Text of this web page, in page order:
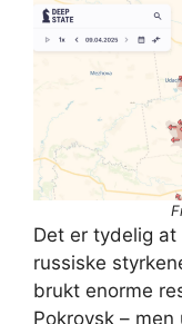
Det er tydelig
russiske
brukt enorme
Pokrovsk –